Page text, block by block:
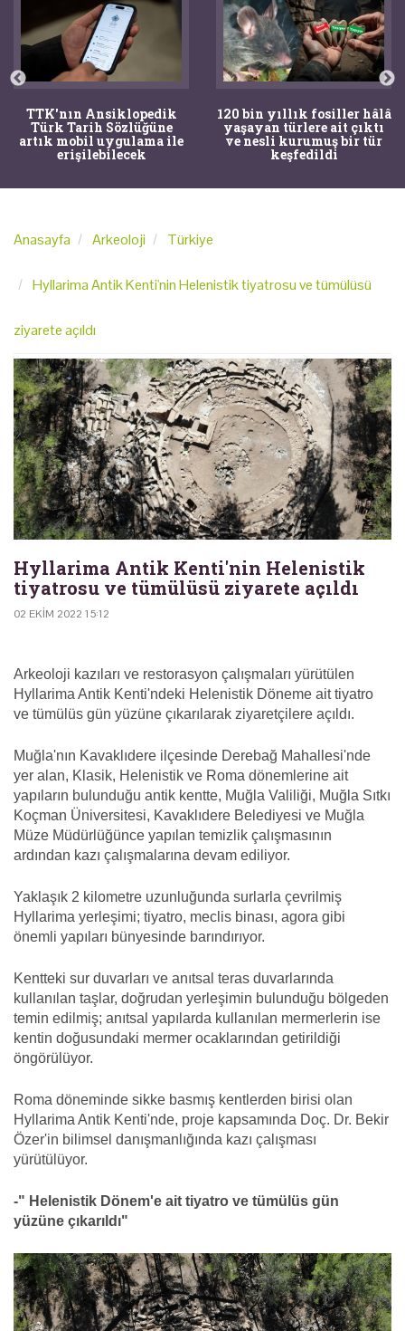
TTK'nın Ansiklopedik
Türk Tarih Sözlüğüne
artık mobil uygulama ile
erişilebilecek
120 bin yıllık fosiller hâlâ
yaşayan türlere ait çıktı
ve nesli kurumuş bir tür
keşfedildi
Anasayfa Arkeoloji Türkiye
Hyllarima Antik Kenti'nin Helenistik tiyatrosu ve tümülüsü
ziyarete açıldı
Hyllarima Antik Kenti'nin Helenistik
tiyatrosu ve tümülüsü ziyarete açıldı
02 EKIM 2022 15:12
Arkeoloji kazıları ve restorasyon çalışmaları yürütülen
Hyllarima Antik Kenti'ndeki Helenistik Döneme ait tiyatro
ve tümülüs gün yüzüne çıkarılarak ziyaretçilere açıldı.
Muğla'nın Kavaklıdere ilçesinde Derebağ Mahallesi'nde
yer alan, Klasik, Helenistik ve Roma dönemlerine ait
yapıların bulunduğu antik kentte, Muğla Valiliği, Muğla Sıtkı
Koçman Üniversitesi, Kavaklıdere Belediyesi ve Muğla
Müze Müdürlüğünce yapılan temizlik çalışmasının
ardından kazı çalışmalarına devam ediliyor.
Yaklaşık 2 kilometre uzunluğunda surlarla çevrilmiş
Hyllarima yerleşimi; tiyatro, meclis binası, agora gibi
önemli yapıları bünyesinde barındırıyor.
Kentteki sur duvarları ve anıtsal teras duvarlarında
kullanılan taşlar, doğrudan yerleşimin bulunduğu bölgeden
temin edilmiş; anıtsal yapılarda kullanılan mermerlerin ise
kentin doğusundaki mermer ocaklarından getirildiği
öngörülüyor.
Roma döneminde sikke basmış kentlerden birisi olan
Hyllarima Antik Kenti'nde, proje kapsamında Doç. Dr. Bekir
Özer'in bilimsel danışmanlığında kazı çalışması
yürütülüyor.
-" Helenistik Dönem'e ait tiyatro ve tümülüs gün
yüzüne çıkarıldı"